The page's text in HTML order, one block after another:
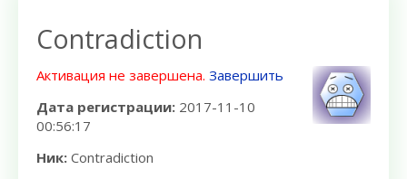
Contradiction
Активация не завершена. Завершить
Дата регистрации: 2017-11-10
00:56:17
Ник: Contradiction